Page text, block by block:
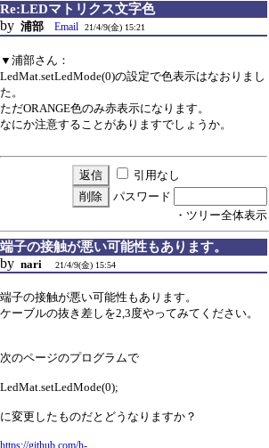
Re:LEDマトリクス文字色
by 浦部 Email 21/4/9(金) 15:21
▼浦部さん：
LedMat.setLedMode(0)の設定で色表示はなおりまし
た。
ただORANGE色のみ赤表示になります。
なにか注意することがありますでしょうか。
引用なし
パスワード
・ツリー全体表示
端子の接触が悪い可能性もあります。
by nari 21/4/9(金) 15:54
端子の接触が悪い可能性もあります。
ケーブルの抜き差しを2,3度やってみてください。
次のページのプログラムで
LedMat.setLedMode(0);
に変更したものだとどうなりますか？
https://github.com/h-